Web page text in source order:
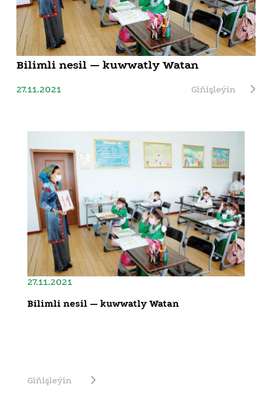
Bilimli nesil — kuwwatly Watan
27.11.2021 Giňişleýin
27.11.2021
Bilimli nesil — kuwwatly Watan
Giňişleýin